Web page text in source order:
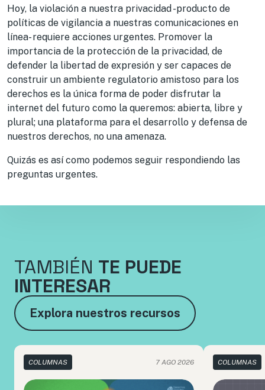
Hoy, la violación a nuestra privacidad -producto de
políticas de vigilancia a nuestras comunicaciones en
línea- requiere acciones urgentes. Promover la
importancia de la protección de la privacidad, de
defender la libertad de expresión y ser capaces de
construir un ambiente regulatorio amistoso para los
derechos es la única forma de poder disfrutar la
internet del futuro como la queremos: abierta, libre y
plural; una plataforma para el desarrollo y defensa de
nuestros derechos, no una amenaza.
Quizás es así como podemos seguir respondiendo las
preguntas urgentes.
TAMBIÉN TE PUEDE
INTERESAR
Explora nuestros recursos
COLUMNAS 7 AGO 2026 COLUMNAS